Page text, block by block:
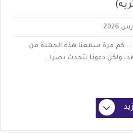
... كم مرة سمعنا هذه الجملة من
ولكن دعونا نتحدث بصرا...